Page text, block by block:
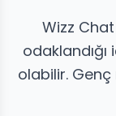
Wizz
olabilir.